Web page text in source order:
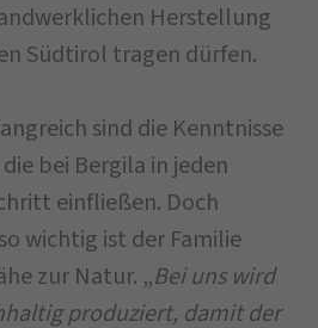
Herstellung
Südtirol tragen dürfen.
sind die Kenntnisse
bei Bergila in jeden
einfließen. Doch
wichtig ist der Familie
zur Natur. „Bei uns wird
produziert, damit der